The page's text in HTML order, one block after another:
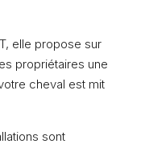
elle propose sur
propriétaires une
cheval est mit
sont